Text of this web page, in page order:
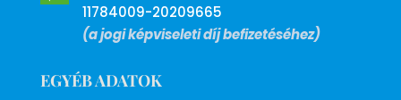
11784009-20209665
(a jogi képviseleti díj befizetéséhez)
EGYÉB ADATOK